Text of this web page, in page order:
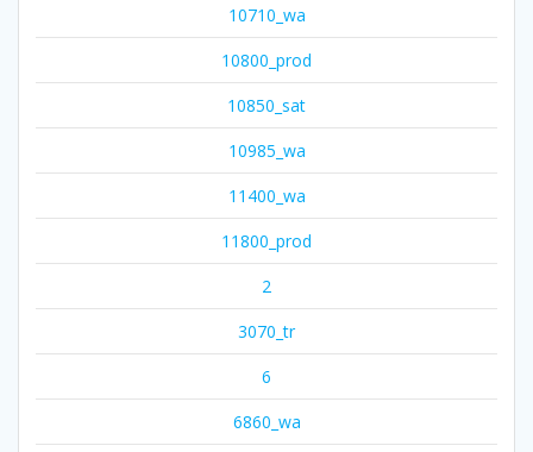
10710_wa
10800_prod
10850_sat
10985_wa
11400_wa
11800_prod
2
3070_tr
6
6860_wa